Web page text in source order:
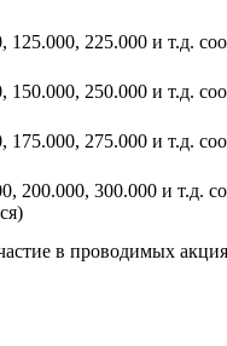
125.000, 225.000 и т.д.
150.000, 250.000 и т.д.
175.000, 275.000 и т.д.
200.000, 300.000 и т.д.
в проводимых